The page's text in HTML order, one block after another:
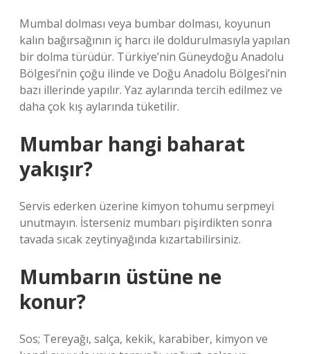
Mumbal dolması veya bumbar dolması, koyunun
kalın bağırsağının iç harcı ile doldurulmasıyla yapılan
bir dolma türüdür. Türkiye’nin Güneydoğu Anadolu
Bölgesi’nin çoğu ilinde ve Doğu Anadolu Bölgesi’nin
bazı illerinde yapılır. Yaz aylarında tercih edilmez ve
daha çok kış aylarında tüketilir.
Mumbar hangi baharat
yakışır?
Servis ederken üzerine kimyon tohumu serpmeyi
unutmayın. İsterseniz mumbarı pişirdikten sonra
tavada sıcak zeytinyağında kızartabilirsiniz.
Mumbarın üstüne ne
konur?
Sos; Tereyağı, salça, kekik, karabiber, kimyon ve